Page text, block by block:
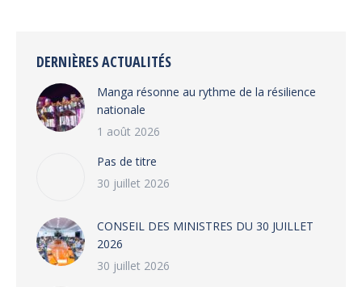
DERNIÈRES ACTUALITÉS
Manga résonne au rythme de la résilience
nationale
1 août 2026
Pas de titre
30 juillet 2026
CONSEIL DES MINISTRES DU 30 JUILLET
2026
30 juillet 2026